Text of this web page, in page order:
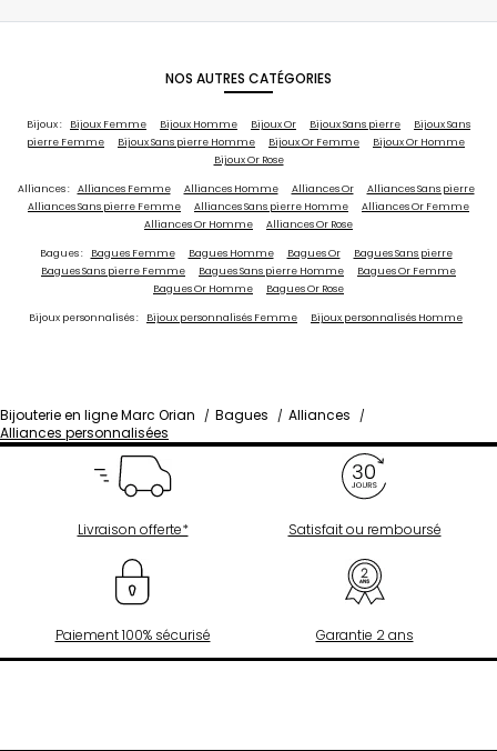
NOS AUTRES CATÉGORIES
Bijoux : Bijoux Femme Bijoux Homme Bijoux Or Bijoux Sans pierre
Bijoux Sans
pierre Femme
Bijoux Sans pierre Homme Bijoux Or Femme
Bijoux Or Homme
Bijoux Or Rose
Alliances : Alliances Femme Alliances Homme Alliances Or
Alliances Sans pierre
Alliances Sans pierre Femme
Alliances Sans pierre Homme
Alliances Or Femme
Alliances Or Homme
Alliances Or Rose
Bagues : Bagues Femme Bagues Homme Bagues Or
Bagues Sans pierre
Bagues Sans pierre Femme
Bagues Sans pierre Homme
Bagues Or Femme
Bagues Or Homme
Bagues Or Rose
Bijoux personnalisés : Bijoux personnalisés Femme Bijoux personnalisés Homme
Bijouterie en ligne Marc Orian Bagues
Alliances
Alliances personnalisées
Livraison offerte* Satisfait ou remboursé
Paiement 100% sécurisé Garantie 2 ans